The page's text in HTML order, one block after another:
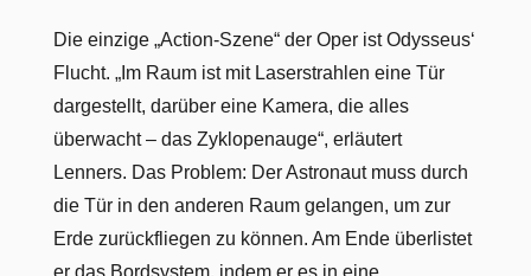
Die einzige „Action-Szene“ der Oper ist Odysseus‘
Flucht. „Im Raum ist mit Laserstrahlen eine Tür
dargestellt, darüber eine Kamera, die alles
überwacht – das Zyklopenauge“, erläutert
Lenners. Das Problem: Der Astronaut muss durch
die Tür in den anderen Raum gelangen, um zur
Erde zurückfliegen zu können. Am Ende überlistet
er das Bordsystem, indem er es in eine